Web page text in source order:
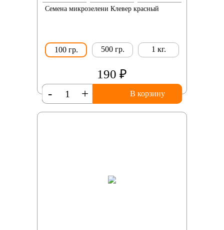
Семена микрозелени Клевер красный
100 гр. 500 гр. 1 кг.
190 ₽
+
- В корзину